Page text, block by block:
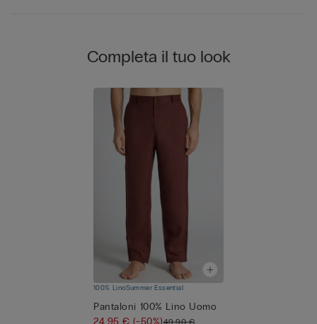
Completa il tuo look
100% LinoSummer Essential
Pantaloni 100% Lino Uomo
49,90 €